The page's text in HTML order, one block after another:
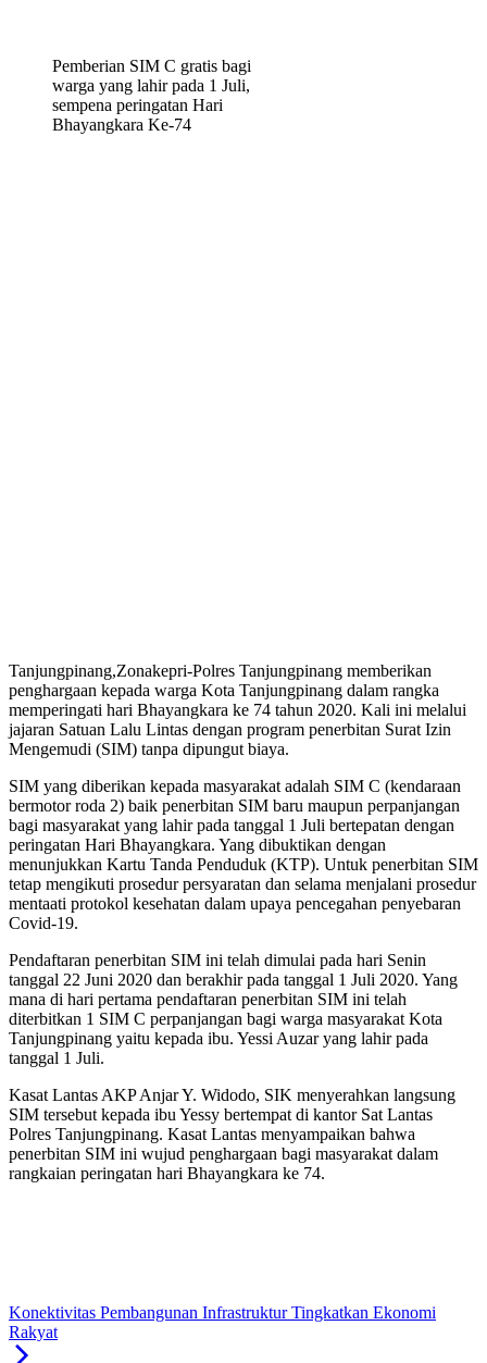
Pemberian SIM C gratis bagi
warga yang lahir pada 1 Juli,
sempena peringatan Hari
Bhayangkara Ke-74
Tanjungpinang,Zonakepri-Polres Tanjungpinang memberikan
penghargaan kepada warga Kota Tanjungpinang dalam rangka
memperingati hari Bhayangkara ke 74 tahun 2020. Kali ini melalui
jajaran Satuan Lalu Lintas dengan program penerbitan Surat Izin
Mengemudi (SIM) tanpa dipungut biaya.
SIM yang diberikan kepada masyarakat adalah SIM C (kendaraan
bermotor roda 2) baik penerbitan SIM baru maupun perpanjangan
bagi masyarakat yang lahir pada tanggal 1 Juli bertepatan dengan
peringatan Hari Bhayangkara. Yang dibuktikan dengan
menunjukkan Kartu Tanda Penduduk (KTP). Untuk penerbitan SIM
tetap mengikuti prosedur persyaratan dan selama menjalani prosedur
mentaati protokol kesehatan dalam upaya pencegahan penyebaran
Covid-19.
Pendaftaran penerbitan SIM ini telah dimulai pada hari Senin
tanggal 22 Juni 2020 dan berakhir pada tanggal 1 Juli 2020. Yang
mana di hari pertama pendaftaran penerbitan SIM ini telah
diterbitkan 1 SIM C perpanjangan bagi warga masyarakat Kota
Tanjungpinang yaitu kepada ibu. Yessi Auzar yang lahir pada
tanggal 1 Juli.
Kasat Lantas AKP Anjar Y. Widodo, SIK menyerahkan langsung
SIM tersebut kepada ibu Yessy bertempat di kantor Sat Lantas
Polres Tanjungpinang. Kasat Lantas menyampaikan bahwa
penerbitan SIM ini wujud penghargaan bagi masyarakat dalam
rangkaian peringatan hari Bhayangkara ke 74.
Konektivitas Pembangunan Infrastruktur Tingkatkan Ekonomi
Rakyat